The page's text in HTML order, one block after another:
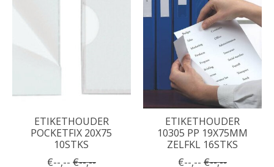
ETIKETHOUDER
POCKETFIX 20X75
10STKS
€--,-- €--,--
ETIKETHOUDER
10305 PP 19X75MM
ZELFKL 16STKS
€--,-- €--,--